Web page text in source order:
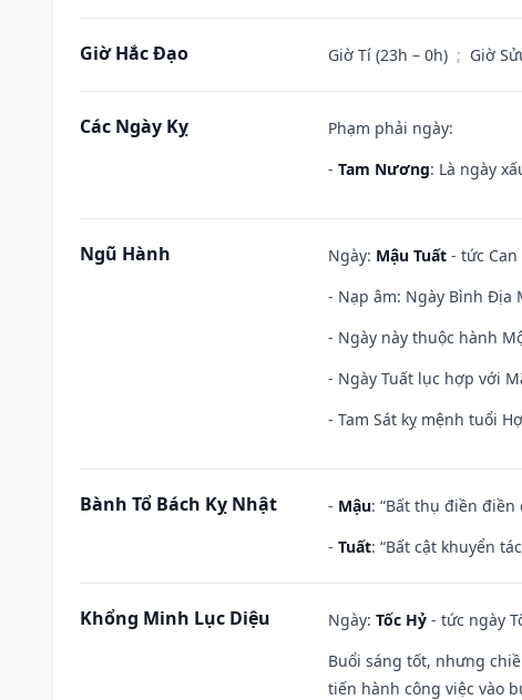
Giờ Hắc Đạo Giờ Tí (23h – 0h) ; Giờ
Các Ngày Kỵ
Phạm phải ngày:
- Tam Nương: Là ngày
Ngũ Hành Ngày: Mậu Tuất - tức
- Nạp âm: Ngày Bình Địa
- Ngày này thuộc hành
- Ngày Tuất lục hợp với
- Tam Sát kỵ mệnh tuổi
Bành Tổ Bách Kỵ Nhật - Mậu: “Bất thụ điền
- Tuất: “Bất cật khuyển
Khổng Minh Lục Diệu Ngày: Tốc Hỷ - tức ngày
Buổi sáng tốt, nhưng
tiến hành công việc vào